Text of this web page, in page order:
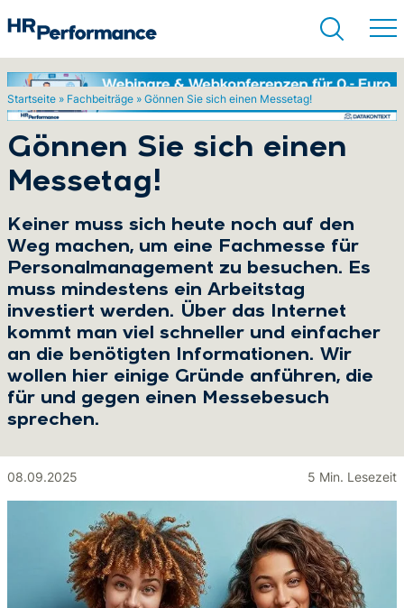
Startseite » Fachbeiträge » Gönnen Sie sich einen Messetag!
Gönnen Sie sich einen
Messetag!
Keiner muss sich heute noch auf den
Weg machen, um eine Fachmesse für
Personalmanagement zu besuchen. Es
muss mindestens ein Arbeitstag
investiert werden. Über das Internet
kommt man viel schneller und einfacher
an die benötigten Informationen. Wir
wollen hier einige Gründe anführen, die
für und gegen einen Messebesuch
sprechen.
08.09.2025 5 Min. Lesezeit